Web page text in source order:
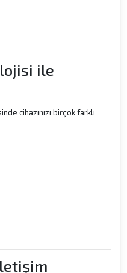
ile
cihazınızı birçok farklı